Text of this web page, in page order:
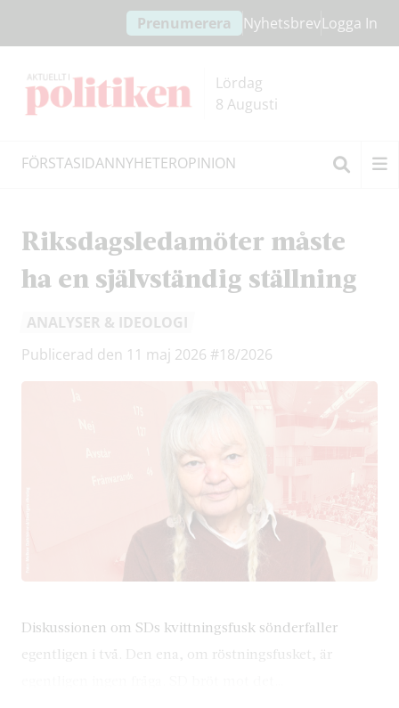
innehållet
headern
Prenumerera NyhetsbrevLogga In
Lördag
8 Augusti
FÖRSTASIDANNYHETEROPINION
Riksdagsledamöter måste
ha en självständig ställning
ANALYSER & IDEOLOGI
Publicerad den 11 maj 2026 #18/2026
Diskussionen om SDs kvittningsfusk sönderfaller
egentligen i två. Den ena, om röstningsfusket, är